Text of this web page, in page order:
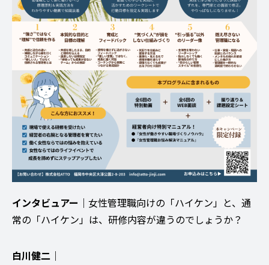
インタビュアー｜ 女性管理職向けの「ハイケン」と、通
常の「ハイケン」は、研修内容が違うのでしょうか？
白川健二｜